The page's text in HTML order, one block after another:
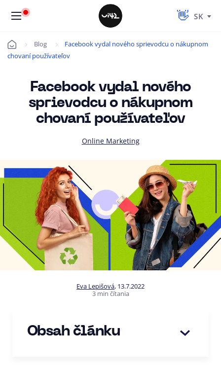
SK
Úvod Blog
Facebook vydal nového sprievodcu o nákupnom
chovaní používateľov
Facebook vydal nového
sprievodcu o nákupnom
chovaní používateľov
Online Marketing
Eva Lepišová, 13.7.2022
3 min čítania
Obsah článku